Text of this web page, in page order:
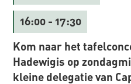
16:00 - 17:30
Kom naar het
Hadewigis op
kleine delegatie van